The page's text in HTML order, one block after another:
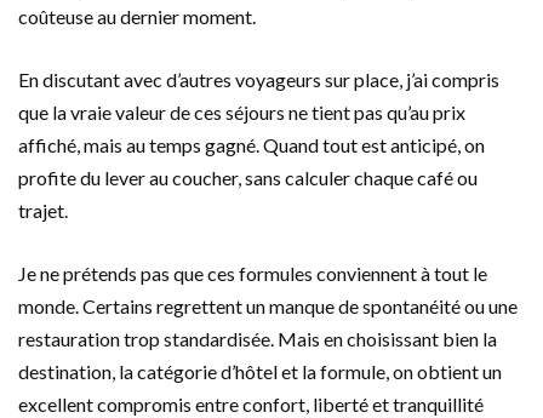
coûteuse au dernier moment.
En discutant avec d’autres voyageurs sur place, j’ai compris
que la vraie valeur de ces séjours ne tient pas qu’au prix
affiché, mais au temps gagné. Quand tout est anticipé, on
profite du lever au coucher, sans calculer chaque café ou
trajet.
Je ne prétends pas que ces formules conviennent à tout le
monde. Certains regrettent un manque de spontanéité ou une
restauration trop standardisée. Mais en choisissant bien la
destination, la catégorie d’hôtel et la formule, on obtient un
excellent compromis entre confort, liberté et tranquillité